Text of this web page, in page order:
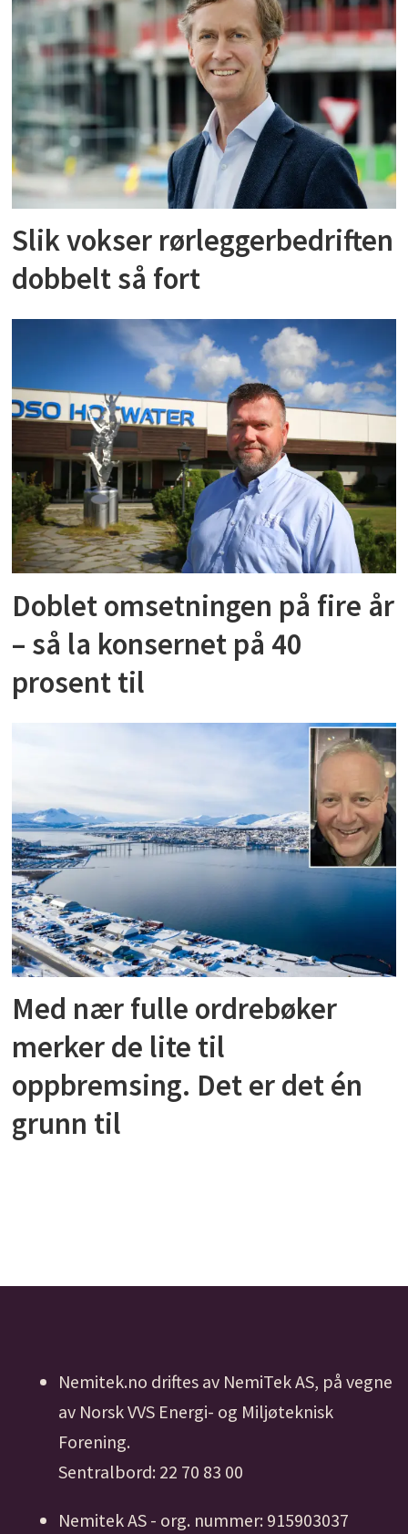
Slik vokser rørleggerbedriften
dobbelt så fort
Doblet omsetningen på fire år
– så la konsernet på 40
prosent til
Med nær fulle ordrebøker
merker de lite til
oppbremsing. Det er det én
grunn til
Nemitek.no driftes av NemiTek AS, på vegne
av Norsk VVS Energi- og Miljøteknisk
Forening.
Sentralbord: 22 70 83 00
Nemitek AS - org. nummer: 915903037